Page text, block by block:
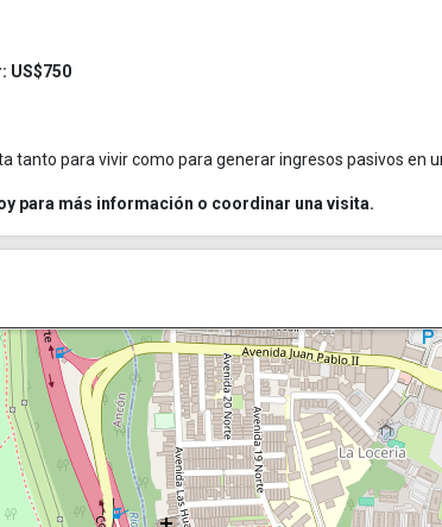
US$750
tanto para vivir como para generar ingresos pasivos en
para más información o coordinar una visita.